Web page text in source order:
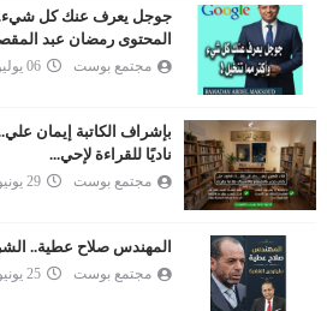
جوجل يعرف عنك كل شيء..
المحتوى رمضان عبد
مجتمع بوست 06 يوليو 2026
بإشراف الكاتبة إيمان
ناديًا للقراءة لإحي...
مجتمع بوست 29 يونيو 2026
المهندس صلاح عطية..
مجتمع بوست 25 يونيو 2026